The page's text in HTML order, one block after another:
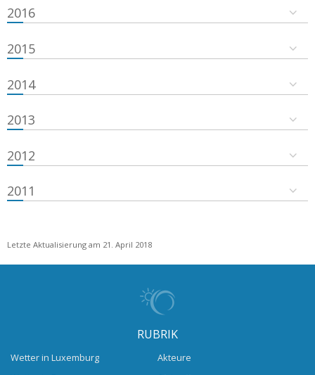
2016
2015
2014
2013
2012
2011
Letzte Aktualisierung am 21. April 2018
RUBRIK
Wetter in Luxemburg
Akteure